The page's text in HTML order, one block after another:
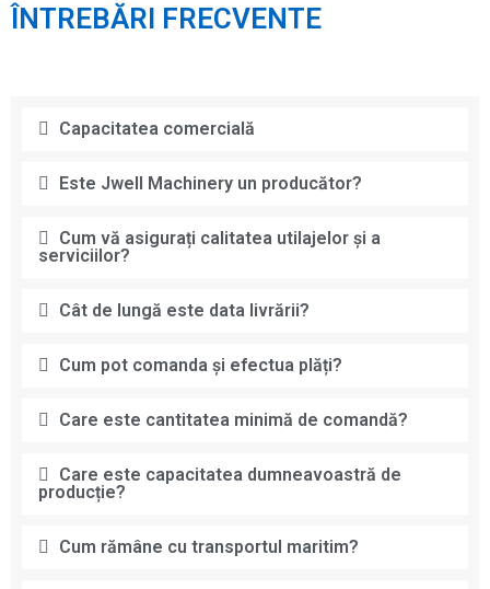
ÎNTREBĂRI FRECVENTE
Capacitatea comercială
Este Jwell Machinery un producător?
Cum vă asigurați calitatea utilajelor și a
serviciilor?
Cât de lungă este data livrării?
Cum pot comanda și efectua plăți?
Care este cantitatea minimă de comandă?
Care este capacitatea dumneavoastră de
producție?
Cum rămâne cu transportul maritim?